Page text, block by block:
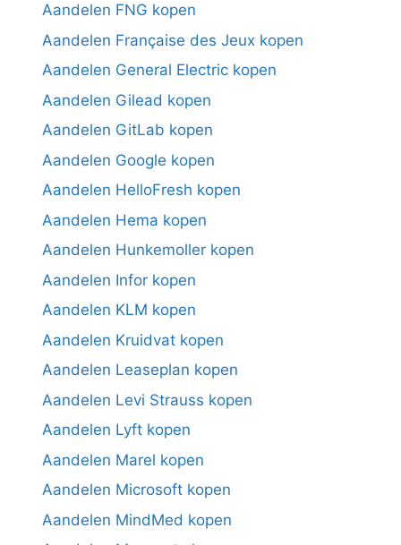
Aandelen FNG kopen
Aandelen Française des Jeux kopen
Aandelen General Electric kopen
Aandelen Gilead kopen
Aandelen GitLab kopen
Aandelen Google kopen
Aandelen HelloFresh kopen
Aandelen Hema kopen
Aandelen Hunkemoller kopen
Aandelen Infor kopen
Aandelen KLM kopen
Aandelen Kruidvat kopen
Aandelen Leaseplan kopen
Aandelen Levi Strauss kopen
Aandelen Lyft kopen
Aandelen Marel kopen
Aandelen Microsoft kopen
Aandelen MindMed kopen